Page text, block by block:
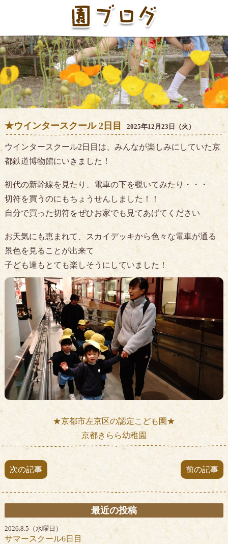
★ウインタースクール 2日目 2025年12月23日（火）
ウインタースクール2日目は、みんなが楽しみにしていた京
都鉄道博物館にいきました！
初代の新幹線を見たり、電車の下を覗いてみたり・・・
切符を買うのにもちょうせんしました！！
自分で買った切符をぜひお家でも見てあげてください
お天気にも恵まれて、スカイデッキから色々な電車が通る
景色を見ることが出来て
子ども達もとても楽しそうにしていました！
★京都市左京区の認定こども園★
京都きらら幼稚園
次の記事 前の記事
最近の投稿
2026.8.5（水曜日）
サマースクール6日目